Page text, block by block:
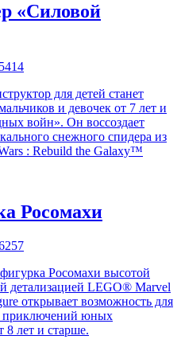
«Силовой
для детей станет
и девочек от 7 лет и
войн». Он воссоздает
снежного спидера из
: Rebuild the Galaxy™
Росомахи
Росомахи высотой
детализацией LEGO® Marvel
открывает возможность для
приключений юных
8 лет и старше.